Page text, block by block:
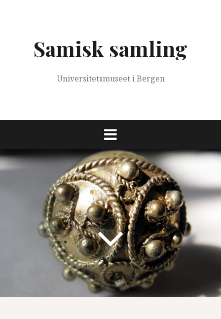
Samisk samling
Universitetsmuseet i Bergen